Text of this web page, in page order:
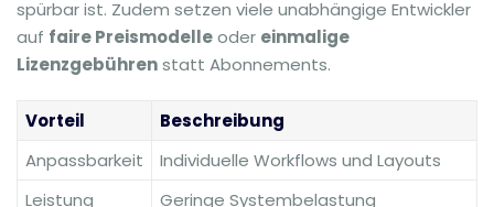
spürbar ist. Zudem setzen viele unabhängige Entwickler
auf faire Preismodelleoder einmalige
Lizenzgebührenstatt Abonnements.
Vorteil
Beschreibung
Anpassbarkeit
Individuelle Workflows und Layouts
Leistung
Geringe Systembelastung